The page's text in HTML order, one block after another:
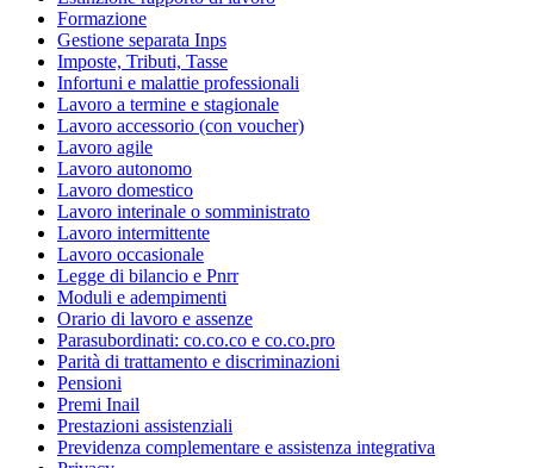
Formazione
Gestione separata Inps
Imposte, Tributi, Tasse
Infortuni e malattie professionali
Lavoro a termine e stagionale
Lavoro accessorio (con voucher)
Lavoro agile
Lavoro autonomo
Lavoro domestico
Lavoro interinale o somministrato
Lavoro intermittente
Lavoro occasionale
Legge di bilancio e Pnrr
Moduli e adempimenti
Orario di lavoro e assenze
Parasubordinati: co.co.co e co.co.pro
Parità di trattamento e discriminazioni
Pensioni
Premi Inail
Prestazioni assistenziali
Previdenza complementare e assistenza integrativa